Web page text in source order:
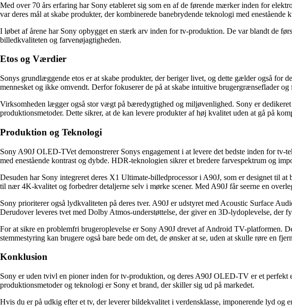
Med over 70 års erfaring har Sony etableret sig som en af de førende mærker inden for
var deres mål at skabe produkter, der kombinerede banebrydende teknologi med enestående
I løbet af årene har Sony opbygget en stærk arv inden for tv-produktion. De var blandt de
billedkvaliteten og farvenøjagtigheden.
Etos og Værdier
Sonys grundlæggende etos er at skabe produkter, der beriger livet, og dette gælder også for
mennesket og ikke omvendt. Derfor fokuserer de på at skabe intuitive brugergrænseflader
Virksomheden lægger også stor vægt på bæredygtighed og miljøvenlighed. Sony er
produktionsmetoder. Dette sikrer, at de kan levere produkter af høj kvalitet uden at gå på
Produktion og Teknologi
Sony A90J OLED-TVet demonstrerer Sonys engagement i at levere det bedste inden for
med enestående kontrast og dybde. HDR-teknologien sikrer et bredere farvespektrum og
Desuden har Sony integreret deres X1 Ultimate-billedprocessor i A90J, som er designet til
til nær 4K-kvalitet og forbedrer detaljerne selv i mørke scener. Med A90J får seerne en
Sony prioriterer også lydkvaliteten på deres tver. A90J er udstyret med Acoustic Surface
Derudover leveres tvet med Dolby Atmos-understøttelse, der giver en 3D-lydoplevelse,
For at sikre en problemfri brugeroplevelse er Sony A90J drevet af Android TV-platformen.
stemmestyring kan brugere også bare bede om det, de ønsker at se, uden at skulle røre en
Konklusion
Sony er uden tvivl en pioner inden for tv-produktion, og deres A90J OLED-TV er et perfekt
produktionsmetoder og teknologi er Sony et brand, der skiller sig ud på markedet.
Hvis du er på udkig efter et tv, der leverer bildekvalitet i verdensklasse, imponerende lyd